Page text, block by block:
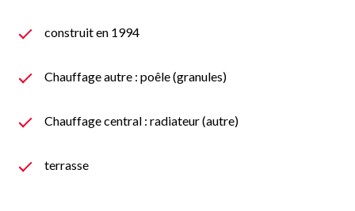
construit en 1994
Chauffage autre : poêle (granules)
Chauffage central : radiateur (autre)
terrasse